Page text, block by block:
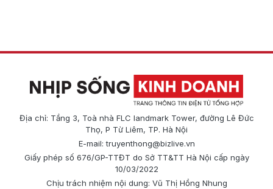
Địa chỉ: Tầng 3, Toà nhà FLC landmark Tower, đường Lê Đức
Thọ, P Từ Liêm, TP. Hà Nội
E-mail:truyenthong@bizlive.vn
Giấy phép số 676/GP-TTĐT do Sở TT&TT Hà Nội cấp ngày
10/03/2022
Chịu trách nhiệm nội dung: Vũ Thị Hồng Nhung